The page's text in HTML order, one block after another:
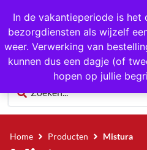
In de vakantieperiode is het
bezorgdiensten als wijzelf
weer. Verwerking van
kunnen dus een dagje (of
hopen op jullie
1000+
Home Producten Mistura